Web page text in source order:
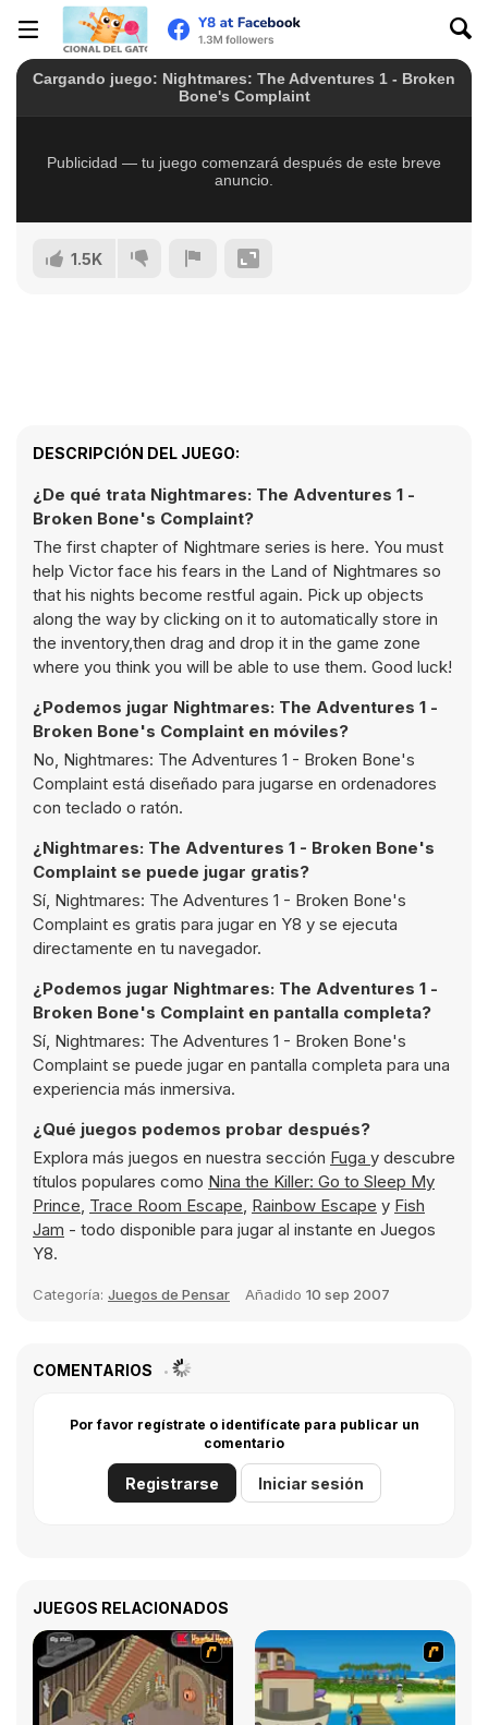
1.5K
DESCRIPCIÓN DEL JUEGO:
¿De qué trata Nightmares: The Adventures 1 -
Broken Bone's Complaint?
The first chapter of Nightmare series is here. You must
help Victor face his fears in the Land of Nightmares so
that his nights become restful again. Pick up objects
along the way by clicking on it to automatically store in
the inventory,then drag and drop it in the game zone
where you think you will be able to use them. Good luck!
¿Podemos jugar Nightmares: The Adventures 1 -
Broken Bone's Complaint en móviles?
No, Nightmares: The Adventures 1 - Broken Bone's
Complaint está diseñado para jugarse en ordenadores
con teclado o ratón.
¿Nightmares: The Adventures 1 - Broken Bone's
Complaint se puede jugar gratis?
Sí, Nightmares: The Adventures 1 - Broken Bone's
Complaint es gratis para jugar en Y8 y se ejecuta
directamente en tu navegador.
¿Podemos jugar Nightmares: The Adventures 1 -
Broken Bone's Complaint en pantalla completa?
Sí, Nightmares: The Adventures 1 - Broken Bone's
Complaint se puede jugar en pantalla completa para una
experiencia más inmersiva.
¿Qué juegos podemos probar después?
Explora más juegos en nuestra sección Fuga y descubre
títulos populares como Nina the Killer: Go to Sleep My
Prince, Trace Room Escape, Rainbow Escape y Fish
Jam - todo disponible para jugar al instante en Juegos
Y8.
Categoría: Juegos de Pensar Añadido 10 sep 2007
COMENTARIOS
Por favor regístrate o identifícate para publicar un
comentario
Registrarse Iniciar sesión
JUEGOS RELACIONADOS